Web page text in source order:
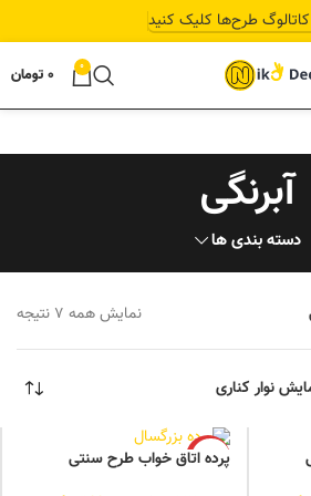
طرح‌ها کلیک کنید
0
0 تومان
آبرنگی
دسته بندی ها
نمایش همه 7 نتیجه
نوار کناری
-12%
پرده اتاق خواب طرح سنتی